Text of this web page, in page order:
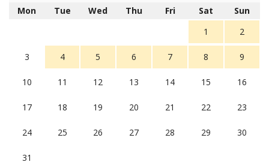
5 tahun Yang lalu
Balas
16
Mon Tue Wed Thu Fri Sat
Sun
1
2
3 4 5 6 7 8 9
10 11 12 13 14 15 16
17 18 19 20 21 22 23
24 25 26 27 28 29 30
31